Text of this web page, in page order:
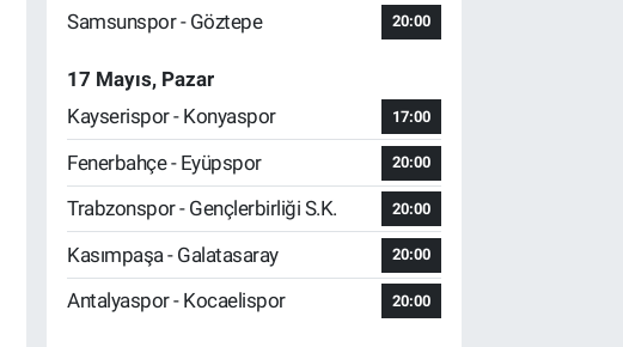
Samsunspor - Göztepe 20:00
17 Mayıs, Pazar
Kayserispor - Konyaspor
17:00
Fenerbahçe - Eyüpspor 20:00
Trabzonspor - Gençlerbirliği S.K. 20:00
Kasımpaşa - Galatasaray 20:00
Antalyaspor - Kocaelispor 20:00